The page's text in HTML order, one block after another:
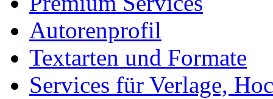
Autorenprofil
Textarten und Formate
Services für Verlage,